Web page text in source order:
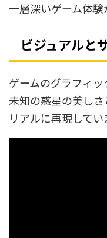
一層深いゲーム体験
ビジュアルと
ゲームのグラフィッ
未知の惑星の美し
リアルに再現してい